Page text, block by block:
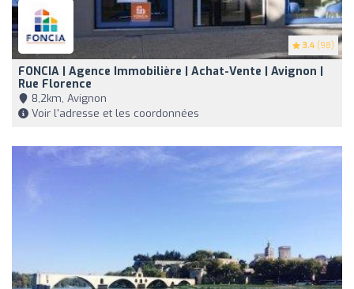
3.4 (98)
FONCIA | Agence Immobilière | Achat-Vente | Avignon |
Rue Florence
8,2km, Avignon
Voir l'adresse et les coordonnées